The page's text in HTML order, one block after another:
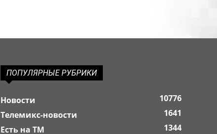
ПОПУЛЯРНЫЕ РУБРИКИ
Новости
10776
Телемикс-новости
1641
Есть на ТМ
1344